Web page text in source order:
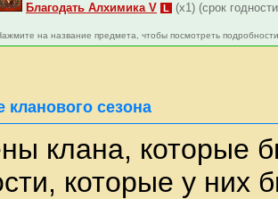
Благодать Алхимика V L (x1) (срок
на название предмета, чтобы посмотреть
кланового сезона
клана, которые
которые у них